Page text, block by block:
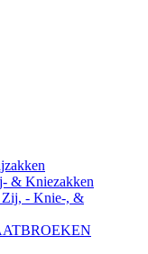
& Kniezakken
Zij, - Knie-, &